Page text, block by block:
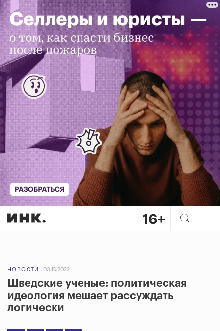
НОВОСТИ 03.10.2022
Шведские ученые: политическая
идеология мешает рассуждать
логически